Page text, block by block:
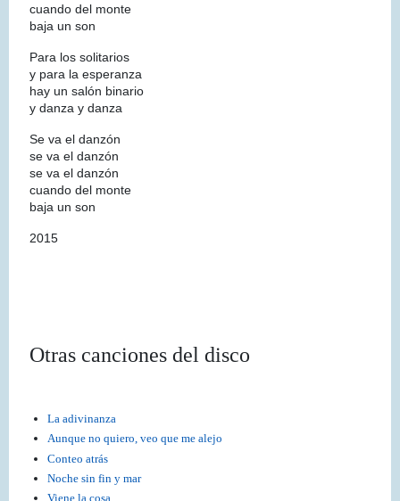
Otras canciones del disco
La adivinanza
Aunque no quiero, veo que me alejo
Conteo atrás
Noche sin fin y mar
Viene la cosa
cuando del monte
baja un son
Para los solitarios
y para la esperanza
hay un salón binario
y danza y danza
Se va el danzón
se va el danzón
se va el danzón
cuando del monte
baja un son
2015